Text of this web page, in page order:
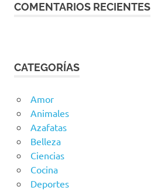
COMENTARIOS RECIENTES
CATEGORÍAS
Amor
Animales
Azafatas
Belleza
Ciencias
Cocina
Deportes